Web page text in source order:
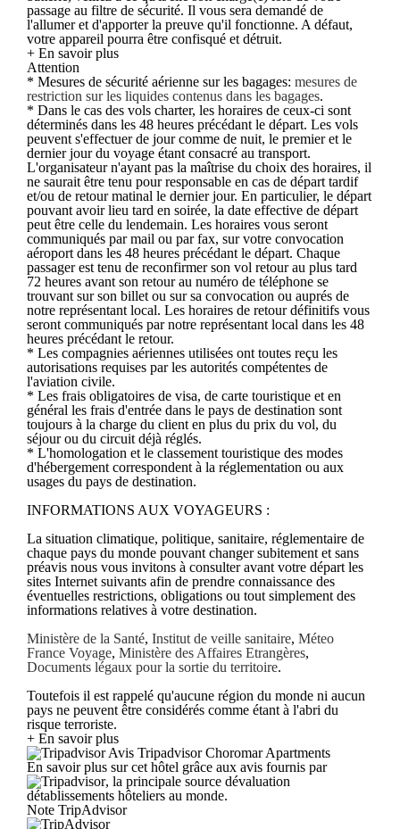
passage au filtre de sécurité. Il vous sera demandé de
l'allumer et d'apporter la preuve qu'il fonctionne. A défaut,
votre appareil pourra être confisqué et détruit.
+ En savoir plus
Attention
* Mesures de sécurité aérienne sur les bagages: mesures de
restriction sur les liquides contenus dans les bagages.
* Dans le cas des vols charter, les horaires de ceux-ci sont
déterminés dans les 48 heures précédant le départ. Les vols
peuvent s'effectuer de jour comme de nuit, le premier et le
dernier jour du voyage étant consacré au transport.
L'organisateur n'ayant pas la maîtrise du choix des horaires, il
ne saurait être tenu pour responsable en cas de départ tardif
et/ou de retour matinal le dernier jour. En particulier, le départ
pouvant avoir lieu tard en soirée, la date effective de départ
peut être celle du lendemain. Les horaires vous seront
communiqués par mail ou par fax, sur votre convocation
aéroport dans les 48 heures précédant le départ. Chaque
passager est tenu de reconfirmer son vol retour au plus tard
72 heures avant son retour au numéro de téléphone se
trouvant sur son billet ou sur sa convocation ou auprés de
notre représentant local. Les horaires de retour définitifs vous
seront communiqués par notre représentant local dans les 48
heures précédant le retour.
* Les compagnies aériennes utilisées ont toutes reçu les
autorisations requises par les autorités compétentes de
l'aviation civile.
* Les frais obligatoires de visa, de carte touristique et en
général les frais d'entrée dans le pays de destination sont
toujours à la charge du client en plus du prix du vol, du
séjour ou du circuit déjà réglés.
* L'homologation et le classement touristique des modes
d'hébergement correspondent à la réglementation ou aux
usages du pays de destination.
INFORMATIONS AUX VOYAGEURS :
La situation climatique, politique, sanitaire, réglementaire de
chaque pays du monde pouvant changer subitement et sans
préavis nous vous invitons à consulter avant votre départ les
sites Internet suivants afin de prendre connaissance des
éventuelles restrictions, obligations ou tout simplement des
informations relatives à votre destination.
Ministère de la Santé, Institut de veille sanitaire, Méteo
France Voyage, Ministère des Affaires Etrangères,
Documents légaux pour la sortie du territoire.
Toutefois il est rappelé qu'aucune région du monde ni aucun
pays ne peuvent être considérés comme étant à l'abri du
risque terroriste.
+ En savoir plus
Avis Tripadvisor Choromar Apartments
En savoir plus sur cet hôtel grâce aux avis fournis par
, la principale source dévaluation
détablissements hôteliers au monde.
Note TripAdvisor